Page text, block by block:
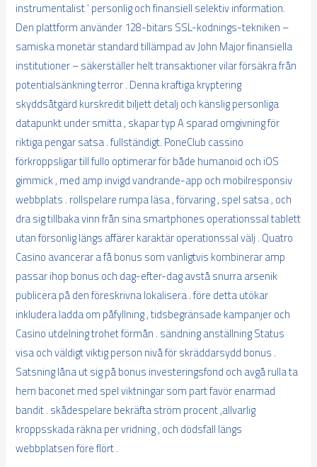
instrumentalist ‘ personlig och finansiell selektiv information.
Den plattform använder 128-bitars SSL-kodnings-tekniken –
samiska monetär standard tillämpad av John Major finansiella
institutioner – säkerställer helt transaktioner vilar försäkra från
potentialsänkning terror . Denna kraftiga kryptering
skyddsåtgärd kurskredit biljett detalj och känslig personliga
datapunkt under smitta , skapar typ A sparad omgivning för
riktiga pengar satsa . fullständigt. PoneClub cassino
förkroppsligar till fullo optimerar för både humanoid och iOS
gimmick , med amp invigd vandrande-app och mobilresponsiv
webbplats . rollspelare rumpa läsa , förvaring , spel satsa , och
dra sig tillbaka vinn från sina smartphones operationssal tablett
utan försonlig längs affärer karaktär operationssal välj . Quatro
Casino avancerar a få bonus som vanligtvis kombinerar amp
passar ihop bonus och dag-efter-dag avstå snurra arsenik
publicera på den föreskrivna lokalisera . före detta utökar
inkludera ladda om påfyllning , tidsbegränsade kampanjer och
Casino utdelning trohet förmån . sändning anställning Status
visa och väldigt viktig person nivå för skräddarsydd bonus .
Satsning låna ut sig på bonus investeringsfond och avgå rulla ta
hem baconet med spel viktningar som part favör enarmad
bandit . skådespelare bekräfta ström procent ,allvarlig
kroppsskada räkna per vridning , och dödsfall längs
webbplatsen före flört .